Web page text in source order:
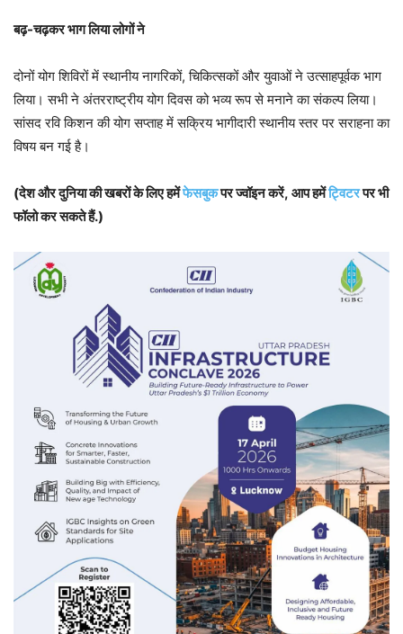
बढ़-चढ़कर भाग लिया लोगों ने
दोनों योग शिविरों में स्थानीय नागरिकों, चिकित्सकों और युवाओं ने उत्साहपूर्वक भाग
लिया। सभी ने अंतरराष्ट्रीय योग दिवस को भव्य रूप से मनाने का संकल्प लिया।
सांसद रवि किशन की योग सप्ताह में सक्रिय भागीदारी स्थानीय स्तर पर सराहना का
विषय बन गई है।
(देश और दुनिया की खबरों के लिए हमेंफेसबुकपर ज्वॉइन करें, आप हमेंट्विटरपर भी
फॉलो कर सकते हैं.)